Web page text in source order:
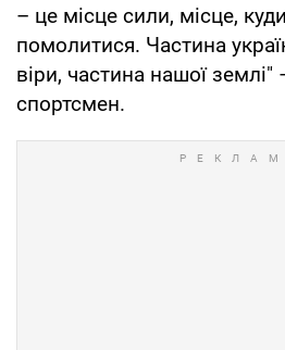
– це місце сили, місце,
помолитися. Частина
віри, частина нашої землі"
спортсмен.